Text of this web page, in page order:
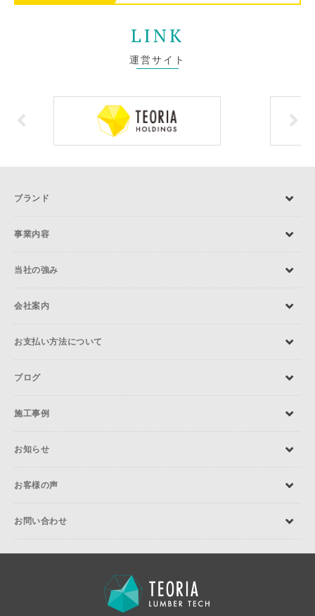
LINK
運営サイト
ブランド
事業内容
当社の強み
会社案内
お支払い方法について
ブログ
施工事例
お知らせ
お客様の声
お問い合わせ